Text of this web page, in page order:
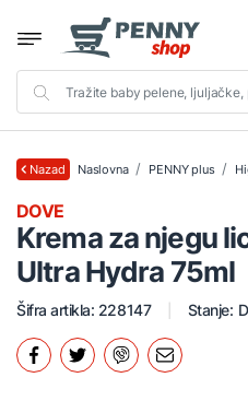
Nazad Naslovna PENNY plus
Krema za njegu
Ultra Hydra 75ml
DOVE
Šifra artikla: 228147 Stanje: